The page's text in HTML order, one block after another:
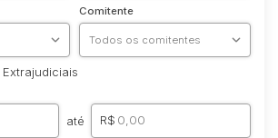
Comitente
Extrajudiciais
até R$